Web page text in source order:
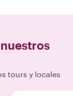
tours y locales